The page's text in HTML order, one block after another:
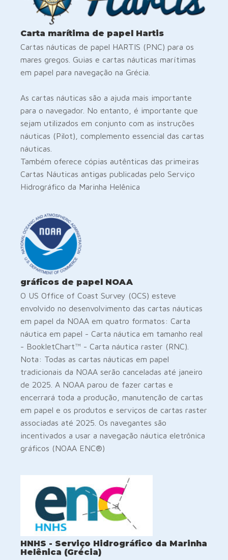
Carta marítima de papel Hartis
Cartas náuticas de papel HARTIS (PNC) para os
mares gregos. Guias e cartas náuticas marítimas
em papel para navegação na Grécia.
As cartas náuticas são a ajuda mais importante
para o navegador. No entanto, é importante que
sejam utilizados em conjunto com as instruções
náuticas (Pilot), complemento essencial das cartas
náuticas.
Também oferece cópias autênticas das primeiras
Cartas Náuticas antigas publicadas pelo Serviço
Hidrográfico da Marinha Helênica
gráficos de papel NOAA
O US Office of Coast Survey (OCS) esteve
envolvido no desenvolvimento das cartas náuticas
em papel da NOAA em quatro formatos: Carta
náutica em papel - Carta náutica em tamanho real
- BookletChart™ - Carta náutica raster (RNC).
Nota: Todas as cartas náuticas em papel
tradicionais da NOAA serão canceladas até janeiro
de 2025. A NOAA parou de fazer cartas e
encerrará toda a produção, manutenção de cartas
em papel e os produtos e serviços de cartas raster
associadas até 2025. Os navegantes são
incentivados a usar a navegação náutica eletrônica
gráficos (NOAA ENC®)
HNHS - Serviço Hidrográfico da Marinha
Helênica (Grécia)